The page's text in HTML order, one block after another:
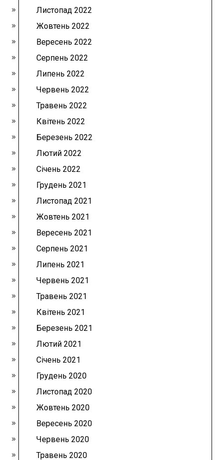
Листопад 2022
Жовтень 2022
Вересень 2022
Серпень 2022
Липень 2022
Червень 2022
Травень 2022
Квітень 2022
Березень 2022
Лютий 2022
Січень 2022
Грудень 2021
Листопад 2021
Жовтень 2021
Вересень 2021
Серпень 2021
Липень 2021
Червень 2021
Травень 2021
Квітень 2021
Березень 2021
Лютий 2021
Січень 2021
Грудень 2020
Листопад 2020
Жовтень 2020
Вересень 2020
Червень 2020
Травень 2020